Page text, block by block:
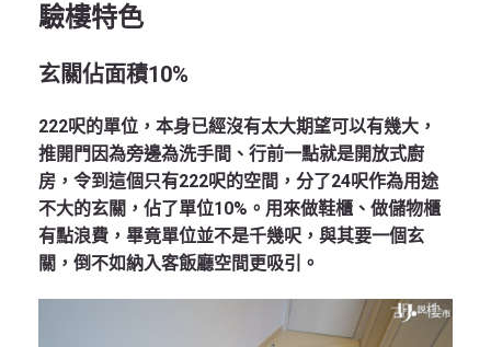
驗樓特色
玄關佔面積10%
222呎的單位，本身已經沒有太大期望可以有幾大，
推開門因為旁邊為洗手間、行前一點就是開放式廚
房，令到這個只有222呎的空間，分了24呎作為用途
不大的玄關，佔了單位10%。用來做鞋櫃、做儲物櫃
有點浪費，畢竟單位並不是千幾呎，與其要一個玄
關，倒不如納入客飯廳空間更吸引。